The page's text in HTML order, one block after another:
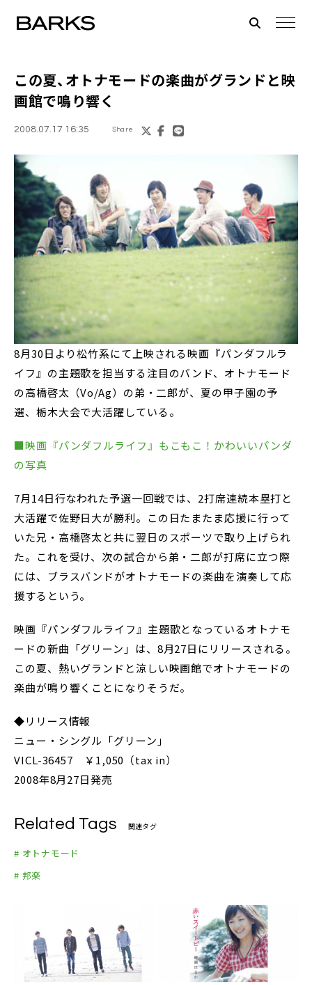
この夏、 オトナモードの楽曲がグランドと映
画館で鳴り響く
2008.07.17 16:35 Share
8月30日より松竹系にて上映される映画『パンダフルラ
イフ』の主題歌を担当する注目のバンド、オトナモード
の高橋啓太（Vo/Ag）の弟・二郎が、夏の甲子園の予
選、栃木大会で大活躍している。
■映画『パンダフルライフ』もこもこ！かわいいパンダ
の写真
7月14日行なわれた予選一回戦では、2打席連続本塁打と
大活躍で佐野日大が勝利。この日たまたま応援に行って
いた兄・高橋啓太と共に翌日のスポーツで取り上げられ
た。これを受け、次の試合から弟・二郎が打席に立つ際
には、ブラスバンドがオトナモードの楽曲を演奏して応
援するという。
映画『パンダフルライフ』主題歌となっているオトナモ
ードの新曲「グリーン」は、8月27日にリリースされる。
この夏、熱いグランドと涼しい映画館でオトナモードの
楽曲が鳴り響くことになりそうだ。
◆リリース情報
ニュー・シングル「グリーン」
VICL-36457 ￥1,050（tax in）
2008年8月27日発売
Related Tags 関連タグ
# オトナモード
# 邦楽